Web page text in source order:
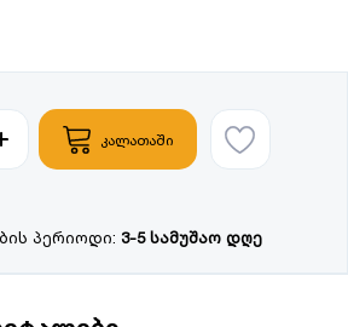
კალათაში
პერიოდი: 3-5 სამუშაო დღე